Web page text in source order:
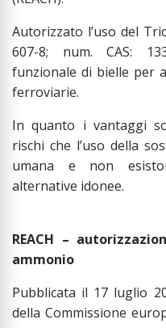
Autorizzato l’uso del
607-8; num. CAS:
funzionale di bielle per
ferroviarie.
In quanto i vantaggi
rischi che l’uso della
umana e non
alternative idonee.
REACH –
ammonio
Pubblicata il 17 luglio
della Commissione